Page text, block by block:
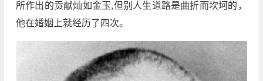
所作出的贡献灿如金玉,但别人生道路是曲折而坎坷的，
他在婚姻上就经历了四次。